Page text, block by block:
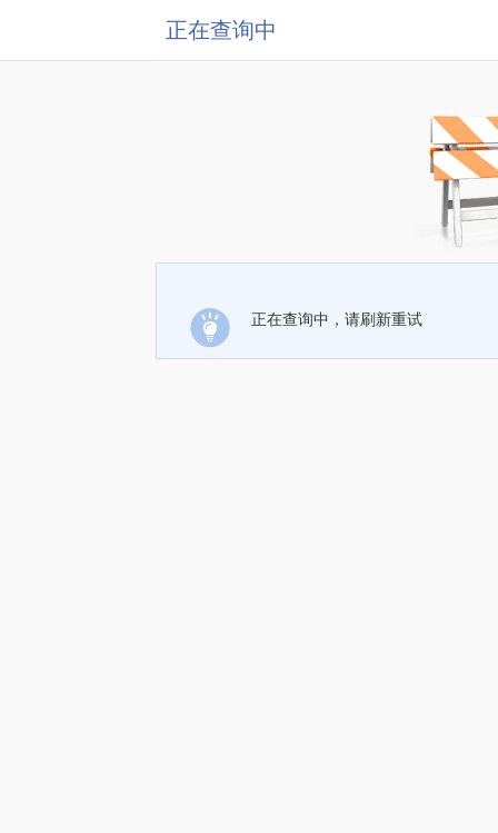
正在查询中
正在查询中，请刷新重试